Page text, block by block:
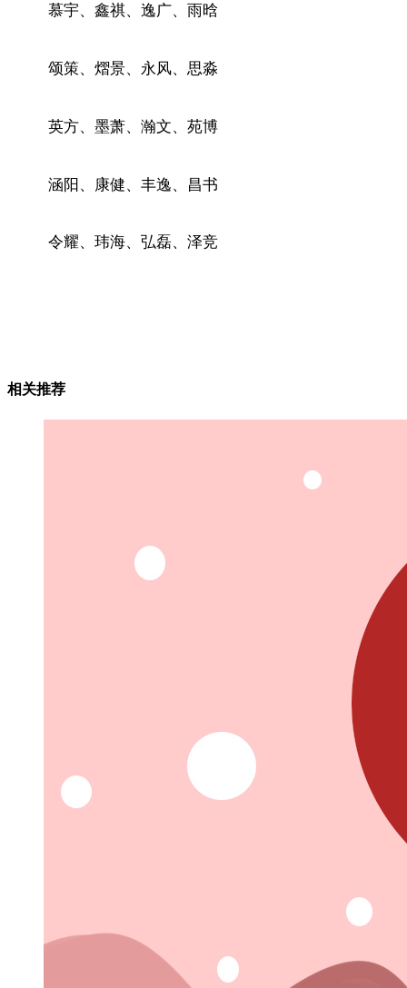
慕宇、鑫祺、逸广、雨晗
颂策、熠景、永风、思淼
英方、墨萧、瀚文、苑博
涵阳、康健、丰逸、昌书
令耀、玮海、弘磊、泽竞
相关推荐